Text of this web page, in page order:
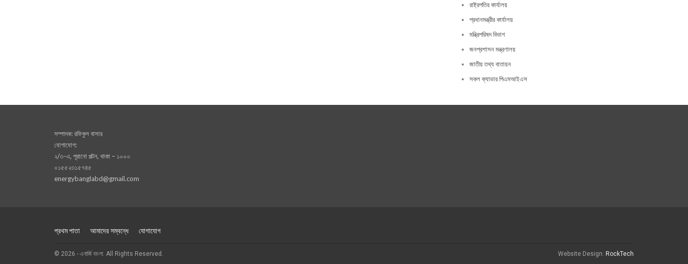
রাষ্ট্রপতির কার্যালয়
প্রধানমন্ত্রীর কার্যালয়
মন্ত্রিপরিষদ বিভাগ
জনপ্রশাসন মন্ত্রণালয়
জাতীয় তথ্য বাতায়ন
সকল ক্যাডার পিএমআইএস
সম্পাদক: রফিকুল বাসার
যোগাযোগ:
২/৩-এ, পূরানো পল্টন, থাকা – ১০০০
০১৫৫২৩১৫৭৪৫
energybanglabd@gmail.com
প্রথম পাতা আমাদের সম্বন্ধে যোগাযোগ
© 2026 - এনার্জি বাংলা. All Rights Reserved. Website Design: RockTech